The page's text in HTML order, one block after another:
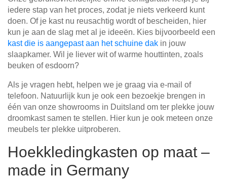
iedere stap van het proces, zodat je niets verkeerd kunt
doen. Of je kast nu reusachtig wordt of bescheiden, hier
kun je aan de slag met al je ideeën. Kies bijvoorbeeld een
kast die is aangepast aan het schuine dak in jouw
slaapkamer. Wil je liever wit of warme houttinten, zoals
beuken of esdoorn?
Als je vragen hebt, helpen we je graag via e-mail of
telefoon. Natuurlijk kun je ook een bezoekje brengen in
één van onze showrooms in Duitsland om ter plekke jouw
droomkast samen te stellen. Hier kun je ook meteen onze
meubels ter plekke uitproberen.
Hoekkledingkasten op maat –
made in Germany